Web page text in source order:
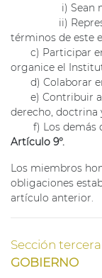
i) Sean
ii)
términos de este
c) Participar en
organice el
d) Colaborar
e) Contribuir a
derecho, doctrina
f) Los demás
Artículo 9°.
Los miembros
obligaciones
artículo anterior.
Sección tercera
GOBIERNO